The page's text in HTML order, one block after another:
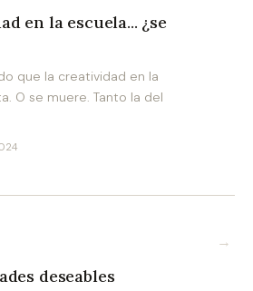
en la escuela... ¿se
que la creatividad en la
O se muere. Tanto la del
deseables
→